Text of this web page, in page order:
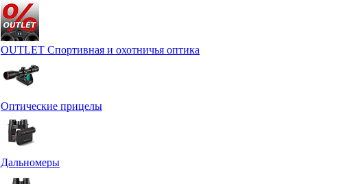
OUTLET Спортивная и охотничья оптика
Оптические прицелы
Дальномеры